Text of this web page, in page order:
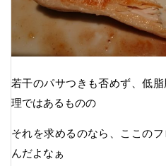
若干のパサつきも否めず、低
理ではあるものの
それを求めるのなら、ここの
んだよなぁ